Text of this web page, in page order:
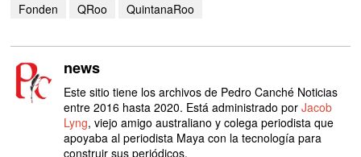
Fonden QRoo QuintanaRoo
news
Este sitio tiene los archivos de Pedro Canché Noticias
entre 2016 hasta 2020. Está administrado porJacob
Lyng, viejo amigo australiano y colega periodista que
apoyaba al periodista Maya con la tecnología para
construir sus periódicos.